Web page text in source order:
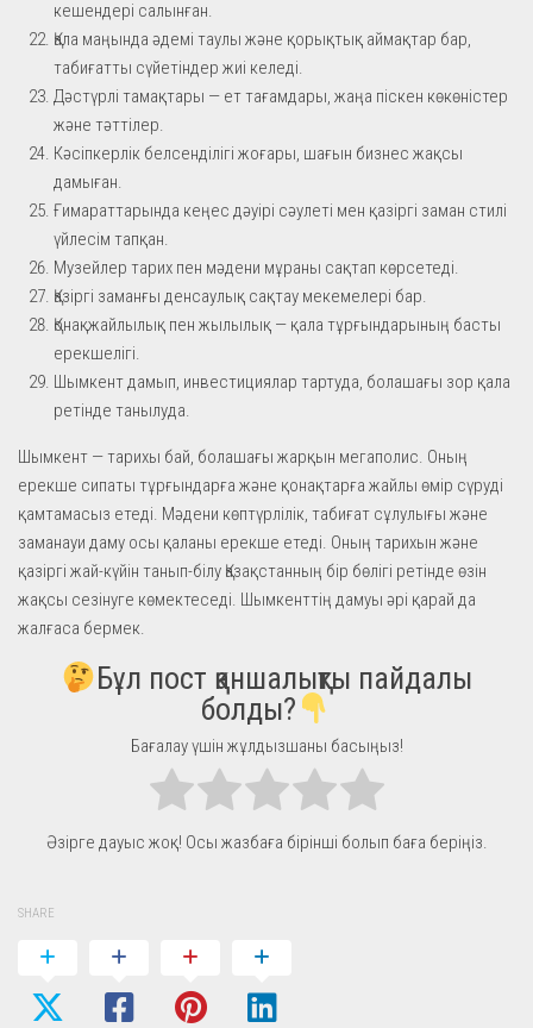
кешендері салынған.
Қала маңында әдемі таулы және қорықтық аймақтар бар,
табиғатты сүйетіндер жиі келеді.
Дәстүрлі тамақтары — ет тағамдары, жаңа піскен көкөністер
және тәттілер.
Кәсіпкерлік белсенділігі жоғары, шағын бизнес жақсы
дамыған.
Ғимараттарында кеңес дәуірі сәулеті мен қазіргі заман стилі
үйлесім тапқан.
Музейлер тарих пен мәдени мұраны сақтап көрсетеді.
Қазіргі заманғы денсаулық сақтау мекемелері бар.
Қонақжайлылық пен жылылық — қала тұрғындарының басты
ерекшелігі.
Шымкент дамып, инвестициялар тартуда, болашағы зор қала
ретінде танылуда.
Шымкент — тарихы бай, болашағы жарқын мегаполис. Оның
ерекше сипаты тұрғындарға және қонақтарға жайлы өмір сүруді
қамтамасыз етеді. Мәдени көптүрлілік, табиғат сұлулығы және
заманауи даму осы қаланы ерекше етеді. Оның тарихын және
қазіргі жай-күйін танып-білу Қазақстанның бір бөлігі ретінде өзін
жақсы сезінуге көмектеседі. Шымкенттің дамуы әрі қарай да
жалғаса бермек.
Бұл пост қаншалықты пайдалы
болды?
Бағалау үшін жұлдызшаны басыңыз!
Әзірге дауыс жоқ! Осы жазбаға бірінші болып баға беріңіз.
SHARE